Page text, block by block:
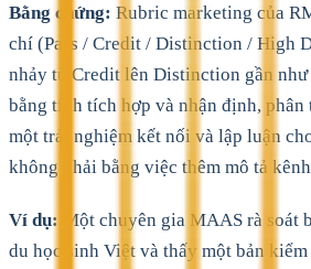
Bằng chứng: Rubric marketing của
chí (Pass / Credit / Distinction / High
nhảy từ Credit lên Distinction gần
bằng tính tích hợp và nhận định,
một trải nghiệm kết nối và lập luận
không phải bằng việc thêm mô tả
Ví dụ:
Một chuyên gia MAAS rà soát
du học sinh Việt và thấy một bản